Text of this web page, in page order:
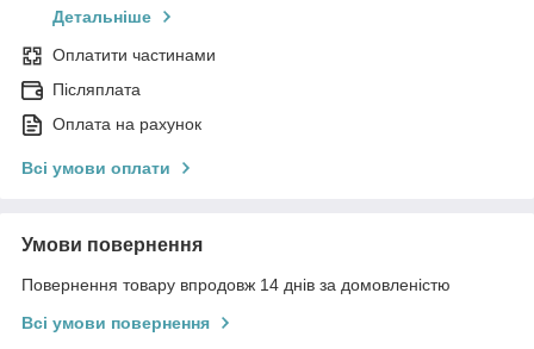
Детальніше
Оплатити частинами
Післяплата
Оплата на рахунок
Всі умови оплати
Умови повернення
Повернення товару впродовж 14 днів за домовленістю
Всі умови повернення